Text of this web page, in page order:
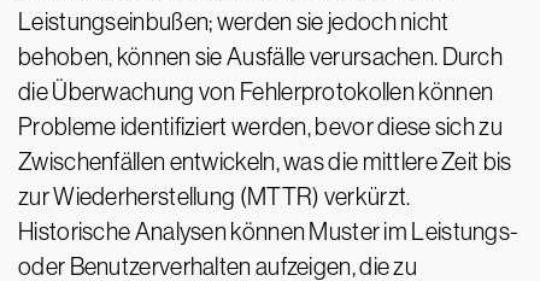
Leistungseinbußen; werden sie jedoch nicht
behoben, können sie Ausfälle verursachen. Durch
die Überwachung von Fehlerprotokollen können
Probleme identifiziert werden, bevor diese sich zu
Zwischenfällen entwickeln, was die mittlere Zeit bis
zur Wiederherstellung (MTTR) verkürzt.
Historische Analysen können Muster im Leistungs-
oder Benutzerverhalten aufzeigen, die zu